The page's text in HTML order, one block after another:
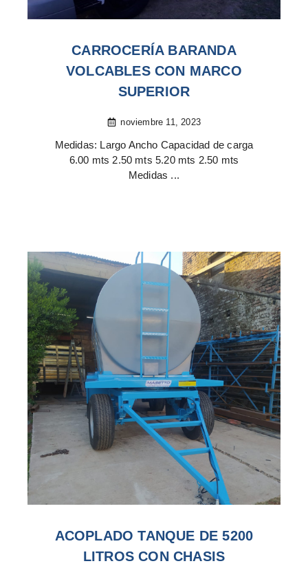
CARROCERÍA BARANDA
VOLCABLES CON MARCO
SUPERIOR
noviembre 11, 2023
Medidas: Largo Ancho Capacidad de carga
6.00 mts 2.50 mts 5.20 mts 2.50 mts
Medidas ...
ACOPLADO TANQUE DE 5200
LITROS CON CHASIS